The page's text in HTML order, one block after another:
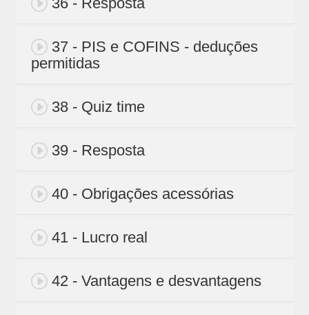
37 - PIS e COFINS - deduções
permitidas
38 - Quiz time
39 - Resposta
40 - Obrigações acessórias
41 - Lucro real
42 - Vantagens e desvantagens